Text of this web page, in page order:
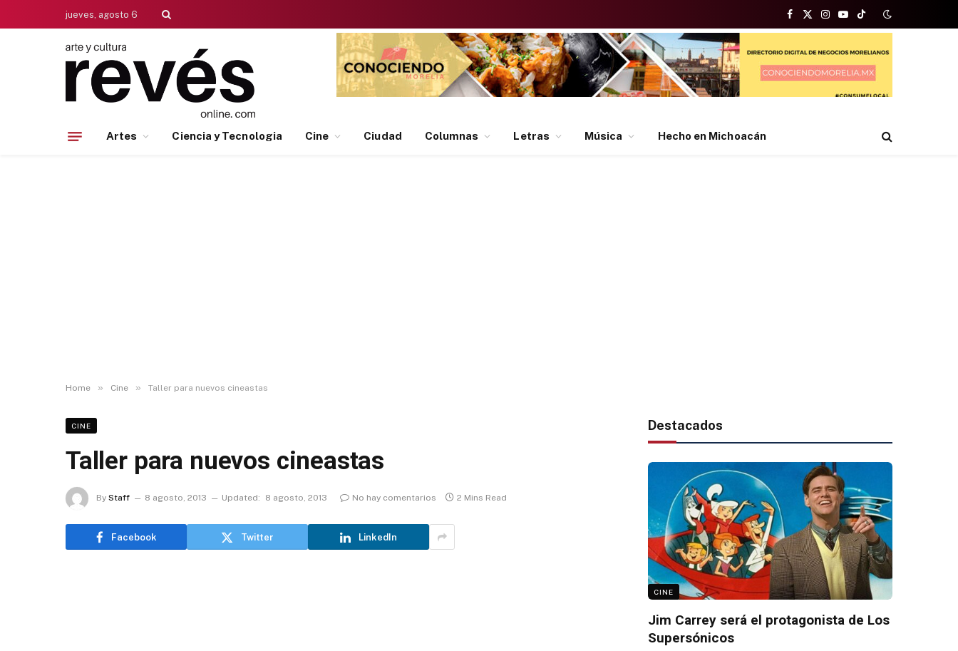
jueves, agosto 6
Facebook
X
(Twitter)
Instagram
YouTubeTikTok
Artes Ciencia y Tecnologia Cine Ciudad Columnas Letras Música Hecho en Michoacán
Home » Cine » Taller para nuevos cineastas
CINE
Taller para nuevos cineastas
By Staff 8 agosto, 2013 Updated: 8 agosto, 2013 No hay comentarios 2 Mins Read
Facebook Twitter LinkedIn
Destacados
CINE
Jim Carrey será el protagonista de Los
Supersónicos